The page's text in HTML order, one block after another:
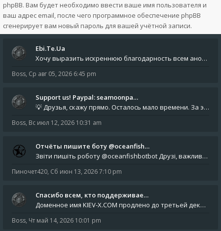
phpBB. Вам будет необходимо ввести ваше имя пользователя и
ваш адрес email, после чего программное обеспечение phpBB
сгенерирует вам новый пароль для вашей учётной записи.
Ebi.Te.Ua
Хочу выразить искреннюю благодарность всем анонимным пользователям, которые поддержали наше сообщество финансово. Благод
Boss, Ср авг 05, 2026 6:45 pm
Support us! Paypal: seamoonpa…
💡 Друзья, скажу прямо. Осталось мало времени. За это время нам нужно закрыть последние обязательные расходы: около 500
Boss, Вс июл 12, 2026 10:31 am
Отчёты пишите боту @oceanfish…
Звіти пишіть роботу @oceanfishbotbot Друзі, важливе повідомлення для учасників форума. Основне звернення опублікован
Пиночет420, Сб июн 13, 2026 7:10 pm
Спасибо всем, кто поддерживае…
Доменное имя KIEV-X.COM продлено до третьей декады августа 2027 года! Спасибо всем анонимным пользователям, которые по
Boss, Чт май 14, 2026 10:01 pm